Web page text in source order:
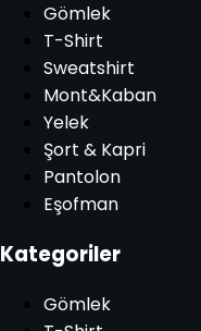
Gömlek
T-Shirt
Sweatshirt
Mont&Kaban
Yelek
Şort & Kapri
Pantolon
Eşofman
Kategoriler
Gömlek